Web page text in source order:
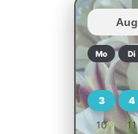
Mo Di
3 4
10 11